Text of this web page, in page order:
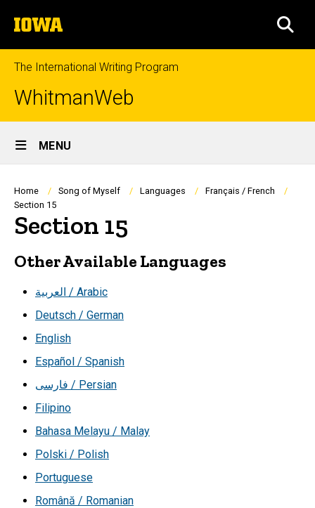
to
content
The
University
of
Iowa
The International Writing Program
WhitmanWeb
Site
Main
Navigation
MENU
Breadcrumb
Home Song of Myself Languages
Français / French
Section 15
Section 15
Other Available Languages
العربية / Arabic
Deutsch / German
English
Español / Spanish
فارسی / Persian
Filipino
Bahasa Melayu / Malay
Polski / Polish
Portuguese
Română / Romanian